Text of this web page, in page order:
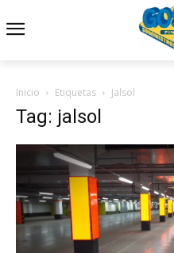
Inicio Etiquetas Jalsol
Tag: jalsol